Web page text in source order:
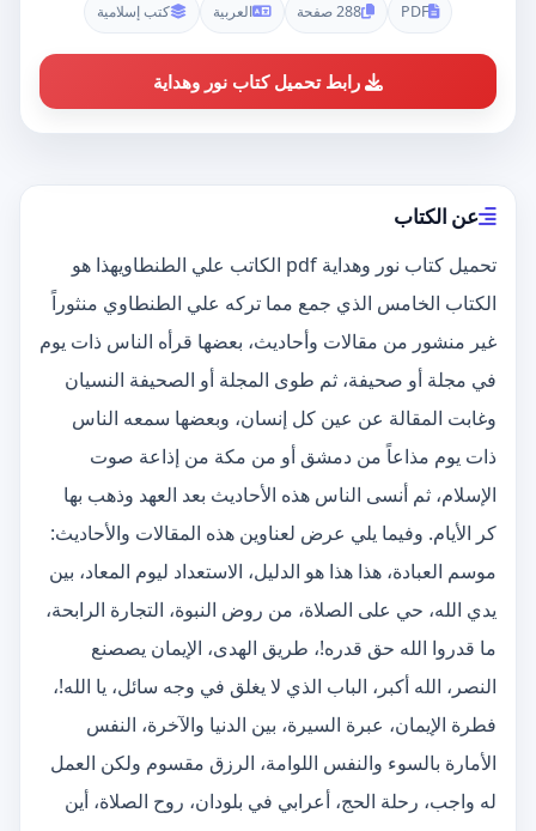
PDF 288 صفحة العربية كتب إسلامية
رابط تحميل كتاب نور وهداية
عن الكتاب
تحميل كتاب نور وهداية pdf الكاتب علي الطنطاويهذا هو
الكتاب الخامس الذي جمع مما تركه علي الطنطاوي منثوراً
غير منشور من مقالات وأحاديث، بعضها قرأه الناس ذات يوم
في مجلة أو صحيفة، ثم طوى المجلة أو الصحيفة النسيان
وغابت المقالة عن عين كل إنسان، وبعضها سمعه الناس
ذات يوم مذاعاً من دمشق أو من مكة من إذاعة صوت
الإسلام، ثم أنسى الناس هذه الأحاديث بعد العهد وذهب بها
كر الأيام. وفيما يلي عرض لعناوين هذه المقالات والأحاديث:
موسم العبادة، هذا هذا هو الدليل، الاستعداد ليوم المعاد، بين
يدي الله، حي على الصلاة، من روض النبوة، التجارة الرابحة،
ما قدروا الله حق قدره!، طريق الهدى، الإيمان يصصنع
النصر، الله أكبر، الباب الذي لا يغلق في وجه سائل، يا الله!،
فطرة الإيمان، عبرة السيرة، بين الدنيا والآخرة، النفس
الأمارة بالسوء والنفس اللوامة، الرزق مقسوم ولكن العمل
له واجب، رحلة الحج، أعرابي في بلودان، روح الصلاة، أين